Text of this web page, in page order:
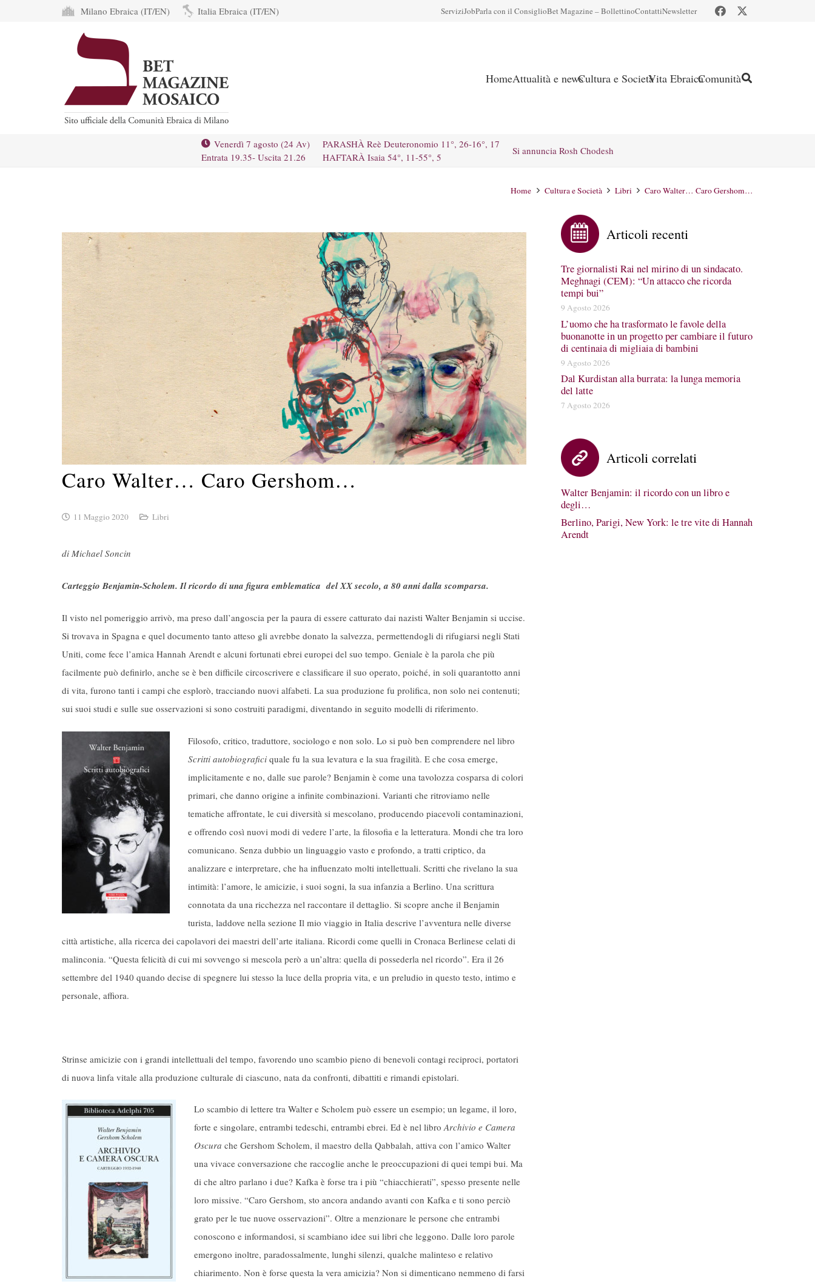
Milano Ebraica (IT/EN) Italia Ebraica (IT/EN) ServiziJobParla con il ConsiglioBet Magazine – BollettinoContattiNewsletter
HomeAttualità e newsCultura e SocietàVita EbraicaComunità
Venerdì 7 agosto (24 Av)
Entrata 19.35- Uscita 21.26
PARASHÀ Reè Deuteronomio 11°, 26-16°, 17
HAFTARÀ Isaia 54°, 11-55°, 5
Si annuncia Rosh Chodesh
Home Cultura e Società Libri Caro Walter… Caro Gershom…
Caro Walter… Caro Gershom…
11 Maggio 2020 Libri
di Michael Soncin
Carteggio Benjamin-Scholem. Il ricordo di una figura emblematica del XX secolo, a 80 anni dalla scomparsa.
Il visto nel pomeriggio arrivò, ma preso dall’angoscia per la paura di essere catturato dai nazisti Walter Benjamin si uccise.
Si trovava in Spagna e quel documento tanto atteso gli avrebbe donato la salvezza, permettendogli di rifugiarsi negli Stati
Uniti, come fece l’amica Hannah Arendt e alcuni fortunati ebrei europei del suo tempo. Geniale è la parola che più
facilmente può definirlo, anche se è ben difficile circoscrivere e classificare il suo operato, poiché, in soli quarantotto anni
di vita, furono tanti i campi che esplorò, tracciando nuovi alfabeti. La sua produzione fu prolifica, non solo nei contenuti;
sui suoi studi e sulle sue osservazioni si sono costruiti paradigmi, diventando in seguito modelli di riferimento.
Filosofo, critico, traduttore, sociologo e non solo. Lo si può ben comprendere nel libro
Scritti autobiografici quale fu la sua levatura e la sua fragilità. E che cosa emerge,
implicitamente e no, dalle sue parole? Benjamin è come una tavolozza cosparsa di colori
primari, che danno origine a infinite combinazioni. Varianti che ritroviamo nelle
tematiche affrontate, le cui diversità si mescolano, producendo piacevoli contaminazioni,
e offrendo così nuovi modi di vedere l’arte, la filosofia e la letteratura. Mondi che tra loro
comunicano. Senza dubbio un linguaggio vasto e profondo, a tratti criptico, da
analizzare e interpretare, che ha influenzato molti intellettuali. Scritti che rivelano la sua
intimità: l’amore, le amicizie, i suoi sogni, la sua infanzia a Berlino. Una scrittura
connotata da una ricchezza nel raccontare il dettaglio. Si scopre anche il Benjamin
turista, laddove nella sezione Il mio viaggio in Italia descrive l’avventura nelle diverse
città artistiche, alla ricerca dei capolavori dei maestri dell’arte italiana. Ricordi come quelli in Cronaca Berlinese celati di
malinconia. “Questa felicità di cui mi sovvengo si mescola però a un’altra: quella di possederla nel ricordo”. Era il 26
settembre del 1940 quando decise di spegnere lui stesso la luce della propria vita, e un preludio in questo testo, intimo e
personale, affiora.
Strinse amicizie con i grandi intellettuali del tempo, favorendo uno scambio pieno di benevoli contagi reciproci, portatori
di nuova linfa vitale alla produzione culturale di ciascuno, nata da confronti, dibattiti e rimandi epistolari.
Lo scambio di lettere tra Walter e Scholem può essere un esempio; un legame, il loro,
forte e singolare, entrambi tedeschi, entrambi ebrei. Ed è nel libroArchivio e Camera
Oscura che Gershom Scholem, il maestro della Qabbalah, attiva con l’amico Walter
una vivace conversazione che raccoglie anche le preoccupazioni di quei tempi bui. Ma
di che altro parlano i due? Kafka è forse tra i più “chiacchierati”, spesso presente nelle
loro missive. “Caro Gershom, sto ancora andando avanti con Kafka e ti sono perciò
grato per le tue nuove osservazioni”. Oltre a menzionare le persone che entrambi
conoscono e informandosi, si scambiano idee sui libri che leggono. Dalle loro parole
emergono inoltre, paradossalmente, lunghi silenzi, qualche malinteso e relativo
chiarimento. Non è forse questa la vera amicizia? Non si dimenticano nemmeno di farsi
Articoli recenti
Tre giornalisti Rai nel mirino di un sindacato.
Meghnagi (CEM): “Un attacco che ricorda
tempi bui”
9 Agosto 2026
L’uomo che ha trasformato le favole della
buonanotte in un progetto per cambiare il futuro
di centinaia di migliaia di bambini
9 Agosto 2026
Dal Kurdistan alla burrata: la lunga memoria
del latte
7 Agosto 2026
Articoli correlati
Walter Benjamin: il ricordo con un libro e
degli…
Berlino, Parigi, New York: le tre vite di Hannah
Arendt